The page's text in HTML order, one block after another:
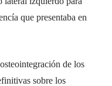
que presentaba en
de los
sobre los